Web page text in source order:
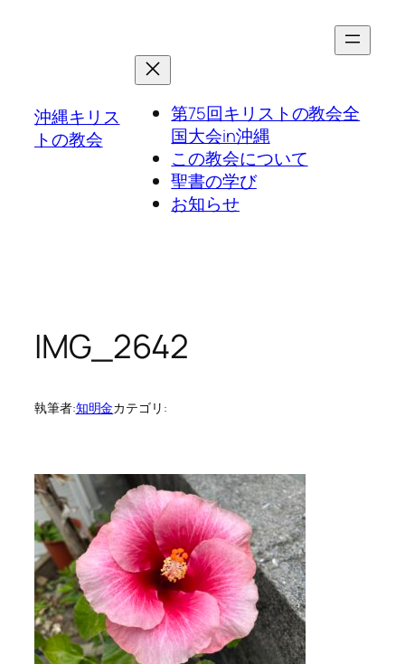
沖縄キリス
トの教会
第75回キリストの教会全
国大会in沖縄
この教会について
聖書の学び
お知らせ
IMG_2642
執筆者:知明金カテゴリ: